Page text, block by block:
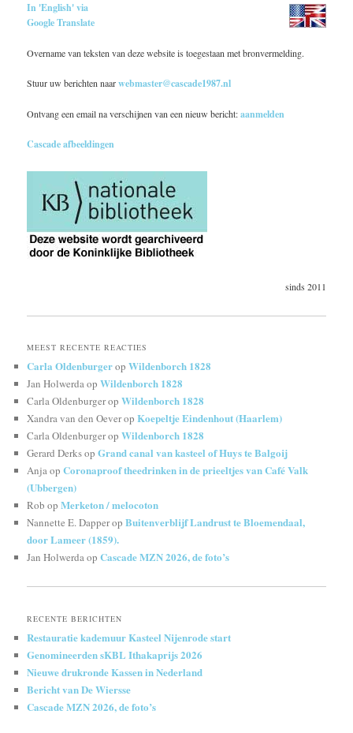
In 'English' via
Google Translate
Overname van teksten van deze website is toegestaan met bronvermelding.
Stuur uw berichten naarwebmaster@cascade1987.nl
Ontvang een email na verschijnen van een nieuw bericht:aanmelden
Cascade afbeeldingen
sinds 2011
MEEST RECENTE REACTIES
Carla OldenburgeropWildenborch 1828
Jan HolwerdaopWildenborch 1828
Carla OldenburgeropWildenborch 1828
Xandra van den OeveropKoepeltje Eindenhout (Haarlem)
Carla OldenburgeropWildenborch 1828
Gerard DerksopGrand canal van kasteel of Huys te Balgoij
AnjaopCoronaproof theedrinken in de prieeltjes van Café Valk
(Ubbergen)
Rob opMerketon / melocoton
Nannette E. DapperopBuitenverblijf Landrust te Bloemendaal,
door Lameer (1859).
Jan HolwerdaopCascade MZN 2026, de foto’s
RECENTE BERICHTEN
Restauratie kademuur Kasteel Nijenrode start
Genomineerden sKBL Ithakaprijs 2026
Nieuwe drukronde Kassen in Nederland
Bericht van De Wiersse
Cascade MZN 2026, de foto’s